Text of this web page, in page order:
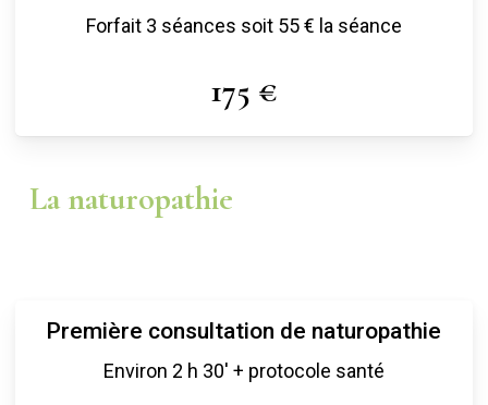
Forfait 3 séances soit 55 € la séance
175 €
La naturopathie
Première consultation de naturopathie
Environ 2 h 30′ + protocole santé